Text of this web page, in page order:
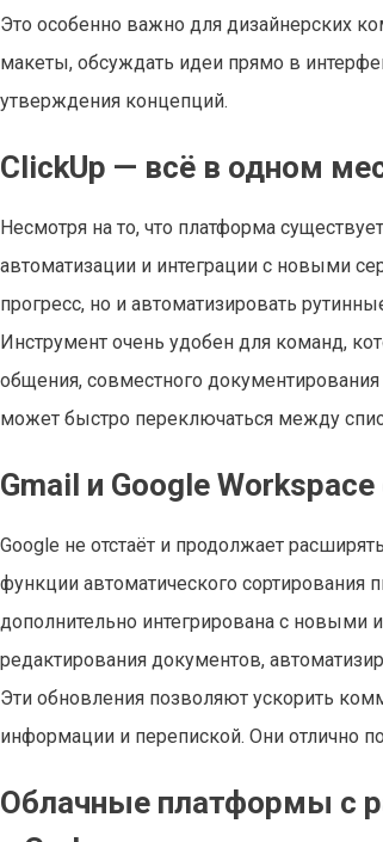
Это особенно важно для дизайнерских
макеты, обсуждать идеи прямо в
утверждения концепций.
ClickUp — всё в одном
Несмотря на то, что платформа
автоматизации и интеграции с новыми
прогресс, но и автоматизировать
Инструмент очень удобен для команд,
общения, совместного
может быстро переключаться между
Gmail и Google
Google не отстаёт и продолжает
функции автоматического сортирования
дополнительно интегрирована с
редактирования документов,
Эти обновления позволяют ускорить
информации и перепиской. Они отлично
Облачные платформы с